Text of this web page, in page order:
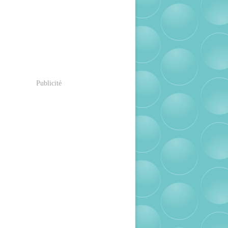
Publicité